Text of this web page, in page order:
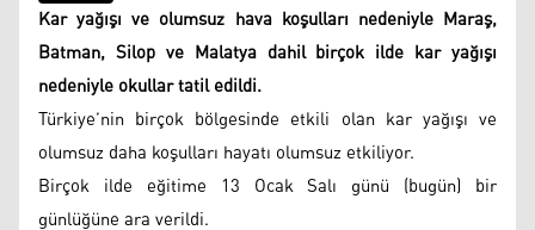
Kar yağışı ve olumsuz hava koşulları nedeniyle Maraş,
Batman, Silop ve Malatya dahil birçok ilde kar yağışı
nedeniyle okullar tatil edildi.
Türkiye’nin birçok bölgesinde etkili olan kar yağışı ve
olumsuz daha koşulları hayatı olumsuz etkiliyor.
Birçok ilde eğitime 13 Ocak Salı günü (bugün) bir
günlüğüne ara verildi.